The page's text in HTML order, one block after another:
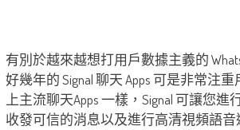
有別於越來越想打用戶數據主義的
好幾年的 Signal 聊天 Apps 可是非常注
上主流聊天Apps 一樣，Signal 可讓您進
收發可信的消息以及進行高清視頻語